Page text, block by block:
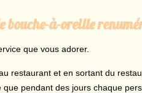
bouche-à-oreille
que vous adorer.
restaurant et en sortant du
pendant des jours chaque